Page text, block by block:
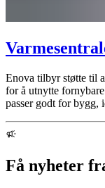
Enova tilbyr støtte til
for å utnytte
passer godt for bygg,
Få nyheter